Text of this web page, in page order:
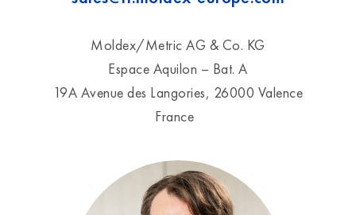
Moldex/Metric AG & Co. KG
Espace Aquilon – Bat. A
19A Avenue des Langories, 26000 Valence
France